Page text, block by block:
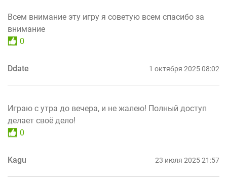
Всем внимание эту игру я советую всем спасибо за
внимание
0
Ddate 1 октября 2025 08:02
Играю с утра до вечера, и не жалею! Полный доступ
делает своё дело!
0
Kagu 23 июля 2025 21:57